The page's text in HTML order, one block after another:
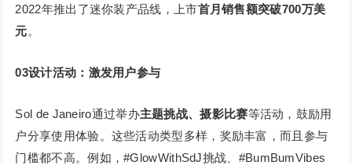
2022年推出了迷你装产品线，上市首月销售额突破700万美
元。
03设计活动：激发用户参与
Sol de Janeiro通过举办主题挑战、摄影比赛等活动，鼓励用
户分享使用体验。这些活动类型多样，奖励丰富，而且参与
门槛都不高。例如，#GlowWithSdJ挑战、#BumBumVibes